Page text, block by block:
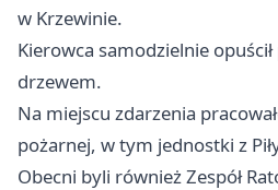
w Krzewinie.
Kierowca samodzielnie
drzewem.
Na miejscu zdarzenia
pożarnej, w tym jednostki z
Obecni byli również Zespół